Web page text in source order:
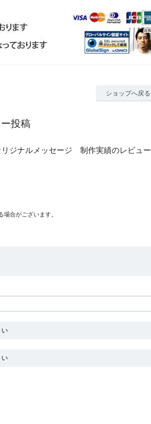
ショップへ戻る
投稿
ジナルメッセージ 制作実績のレビュー
合がございます。